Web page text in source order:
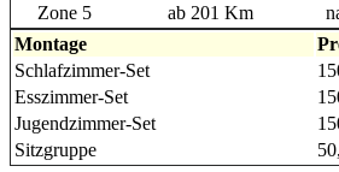
Zone 5 ab 201 Km
Montage
Schlafzimmer-Set
Esszimmer-Set
Jugendzimmer-Set
Sitzgruppe